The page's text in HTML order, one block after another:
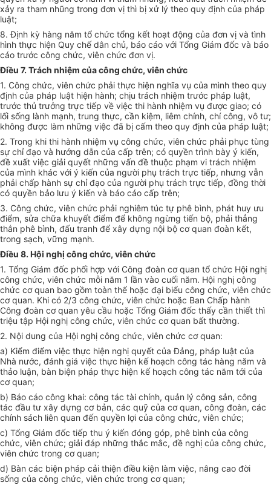
xảy ra tham nhũng trong đơn vị thì bị xử lý theo quy định của pháp
luật;
8. Định kỳ hàng năm tổ chức tổng kết hoạt động của đơn vị và tình
hình thực hiện Quy chế dân chủ, báo cáo với Tổng Giám đốc và báo
cáo trước công chức, viên chức đơn vị.
Điều 7. Trách nhiệm của công chức, viên chức
1. Công chức, viên chức phải thực hiện nghĩa vụ của mình theo quy
định của pháp luật hiện hành; chịu trách nhiệm trước pháp luật,
trước thủ trưởng trực tiếp về việc thi hành nhiệm vụ được giao; có
lối sống lành mạnh, trung thực, cần kiệm, liêm chính, chí công, vô tư;
không được làm những việc đã bị cấm theo quy định của pháp luật;
2. Trong khi thi hành nhiệm vụ công chức, viên chức phải phục tùng
sự chỉ đạo và hướng dẫn của cấp trên; có quyền trình bày ý kiến,
đề xuất việc giải quyết những vấn đề thuộc phạm vi trách nhiệm
của mình khác với ý kiến của người phụ trách trực tiếp, nhưng vẫn
phải chấp hành sự chỉ đạo của người phụ trách trực tiếp, đồng thời
có quyền bảo lưu ý kiến và báo cáo cấp trên;
3. Công chức, viên chức phải nghiêm túc tự phê bình, phát huy ưu
điểm, sửa chữa khuyết điểm để không ngừng tiến bộ, phải thẳng
thắn phê bình, đấu tranh để xây dựng nội bộ cơ quan đoàn kết,
trong sạch, vững mạnh.
Điều 8. Hội nghị công chức, viên chức
1. Tổng Giám đốc phối hợp với Công đoàn cơ quan tổ chức Hội nghị
công chức, viên chức mỗi năm 1 lần vào cuối năm. Hội nghị công
chức cơ quan bao gồm toàn thể hoặc đại biểu công chức, viên chức
cơ quan. Khi có 2/3 công chức, viên chức hoặc Ban Chấp hành
Công đoàn cơ quan yêu cầu hoặc Tổng Giám đốc thấy cần thiết thì
triệu tập Hội nghị công chức, viên chức cơ quan bất thường.
2. Nội dung của Hội nghị công chức, viên chức cơ quan:
a) Kiểm điểm việc thực hiện nghị quyết của Đảng, pháp luật của
Nhà nước, đánh giá việc thực hiện kế hoạch công tác hàng năm và
thảo luận, bàn biện pháp thực hiện kế hoạch công tác năm tới của
cơ quan;
b) Báo cáo công khai: công tác tài chính, quản lý công sản, công
tác đầu tư xây dựng cơ bản, các quỹ của cơ quan, công đoàn, các
chính sách liên quan đến quyền lợi của công chức, viên chức;
c) Tổng Giám đốc tiếp thu ý kiến đóng góp, phê bình của công
chức, viên chức; giải đáp những thắc mắc, đề nghị của công chức,
viên chức trong cơ quan;
d) Bàn các biện pháp cải thiện điều kiện làm việc, nâng cao đời
sống của công chức, viên chức trong cơ quan;